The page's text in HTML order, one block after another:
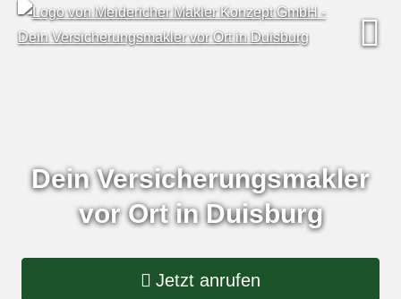
Dein Ver­sicherungs­makler
vor Ort in Duisburg
Jetzt anrufen